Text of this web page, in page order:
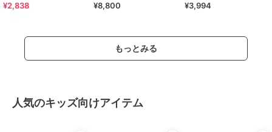
Ｚ
¥2,838 ¥8,800 ¥3,994
もっとみる
人気のキッズ向けアイテム